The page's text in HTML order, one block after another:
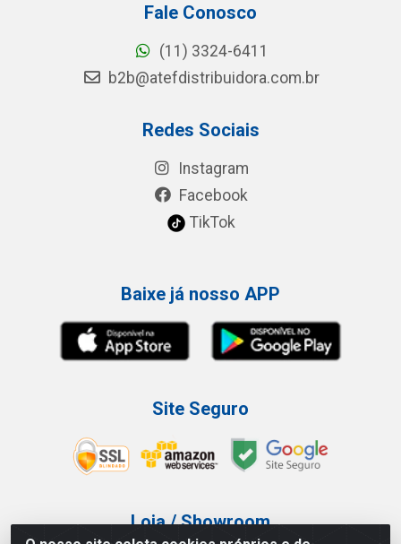
Fale Conosco
(11) 3324-6411
b2b@atefdistribuidora.com.br
Redes Sociais
Instagram
Facebook
TikTok
Baixe já nosso APP
Site Seguro
Loja / Showroom